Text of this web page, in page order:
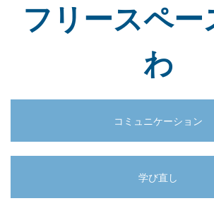
フリースペー
わ
コミュニケーション
学び直し